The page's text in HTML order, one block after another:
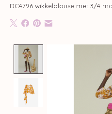
DC4796 wikkelblouse met 3/4